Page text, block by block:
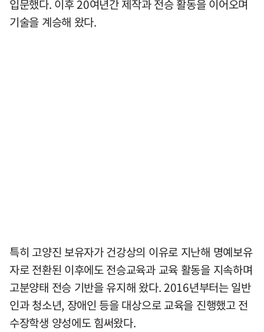
입문했다. 이후 20여년간 제작과 전승 활동을 이어오며
기술을 계승해 왔다.
특히 고양진 보유자가 건강상의 이유로 지난해 명예보유
자로 전환된 이후에도 전승교육과 교육 활동을 지속하며
고분양태 전승 기반을 유지해 왔다. 2016년부터는 일반
인과 청소년, 장애인 등을 대상으로 교육을 진행했고 전
수장학생 양성에도 힘써왔다.